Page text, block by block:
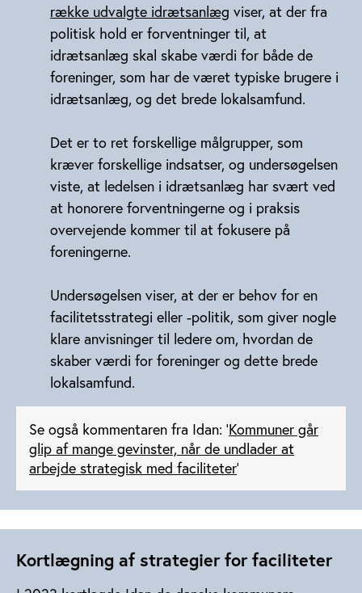
række udvalgte idrætsanlæg viser, at der fra
politisk hold er forventninger til, at
idrætsanlæg skal skabe værdi for både de
foreninger, som har de været typiske brugere i
idrætsanlæg, og det brede lokalsamfund.
Det er to ret forskellige målgrupper, som
kræver forskellige indsatser, og undersøgelsen
viste, at ledelsen i idrætsanlæg har svært ved
at honorere forventningerne og i praksis
overvejende kommer til at fokusere på
foreningerne.
Undersøgelsen viser, at der er behov for en
facilitetsstrategi eller -politik, som giver nogle
klare anvisninger til ledere om, hvordan de
skaber værdi for foreninger og dette brede
lokalsamfund.
Se også kommentaren fra Idan: ’Kommuner går
glip af mange gevinster, når de undlader at
arbejde strategisk med faciliteter’
Kortlægning af strategier for faciliteter